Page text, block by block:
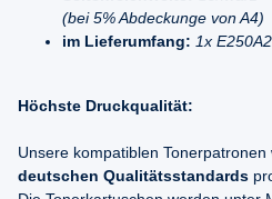
(bei 5% Abdeckunge von A4)
im Lieferumfang: 1x
Höchste Druckqualität:
Unsere kompatiblen Tonerpatronen
deutschen Qualitätsstandards